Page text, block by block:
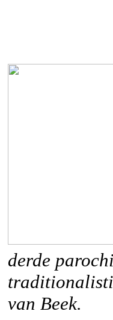
derde
van Beek.